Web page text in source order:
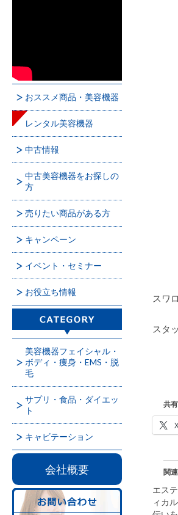
スワ
スタ
共
関連
エス
ィカ
おススメ商品・美容機器
レンタル美容機器
中古情報
中古美容機器をお探しの
方
売りたい商品がある方
キャンペーン
イベント・セミナー
お役立ち情報
美容機器フェイシャル・
ボディ・痩身・EMS・脱
毛
サプリ・食品・ダイエッ
ト
キャビテーション
会社概要